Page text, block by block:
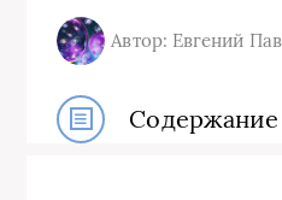
Автор: Евгений
Содержание